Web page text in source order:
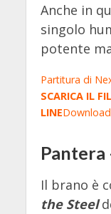
Anche in
singolo
potente
Partitura di
SCARICA IL
LINEDownload
Pantera
Il brano è
the Steel